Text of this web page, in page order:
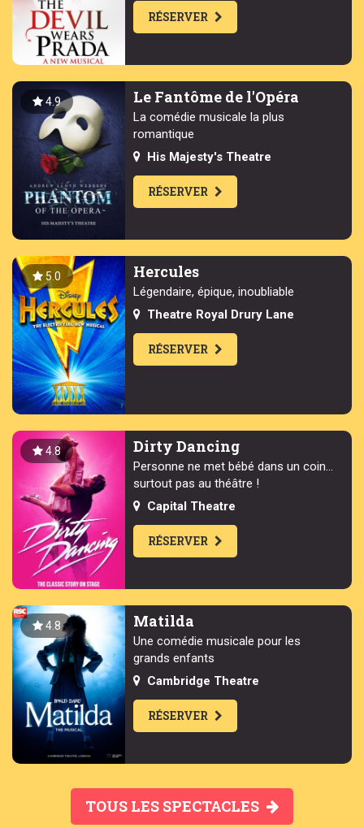
RÉSERVER
4.9 Le Fantôme de l'Opéra
La comédie musicale la plus
romantique
His Majesty's Theatre
RÉSERVER
5.0 Hercules
Légendaire, épique, inoubliable
Theatre Royal Drury Lane
RÉSERVER
4.8 Dirty Dancing
Personne ne met bébé dans un coin...
surtout pas au théâtre !
Capital Theatre
RÉSERVER
4.8 Matilda
Une comédie musicale pour les
grands enfants
Cambridge Theatre
RÉSERVER
TOUS LES SPECTACLES